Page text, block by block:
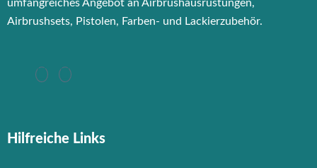
umfangreiches Angebot an Airbrushausrüstungen,
Airbrushsets, Pistolen, Farben- und Lackierzubehör.
Hilfreiche Links